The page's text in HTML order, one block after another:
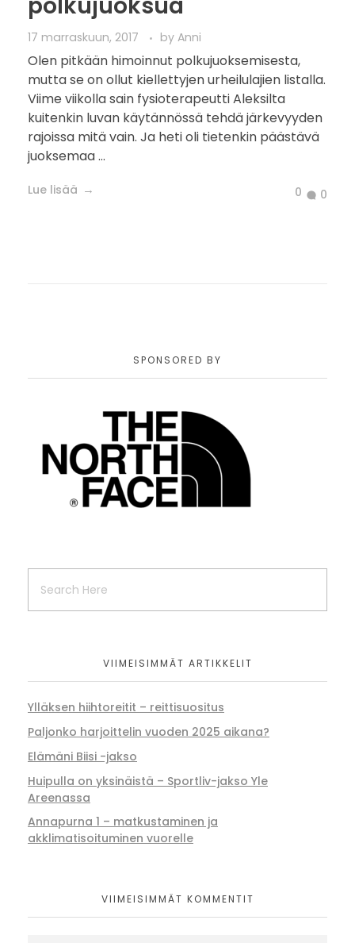
17 marraskuun, 2017 by Anni
Olen pitkään himoinnut polkujuoksemisesta,
mutta se on ollut kiellettyjen urheilulajien listalla.
Viime viikolla sain fysioterapeutti Aleksilta
kuitenkin luvan käytännössä tehdä järkevyyden
rajoissa mitä vain. Ja heti oli tietenkin päästävä
juoksemaa ...
Lue lisää 0 0
SPONSORED BY
VIIMEISIMMÄT ARTIKKELIT
Ylläksen hiihtoreitit – reittisuositus
Paljonko harjoittelin vuoden 2025 aikana?
Elämäni Biisi -jakso
Huipulla on yksinäistä – Sportliv-jakso Yle
Areenassa
Annapurna 1 – matkustaminen ja
akklimatisoituminen vuorelle
VIIMEISIMMÄT KOMMENTIT